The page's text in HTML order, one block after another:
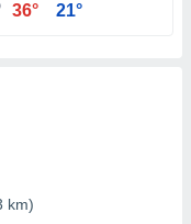
36° 21°
km)